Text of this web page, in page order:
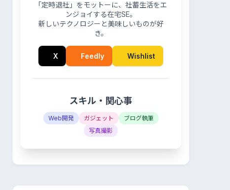
「定時退社」をモットーに、社蓄生活をエ
ンジョイする在宅SE。
新しいテクノロジーと美味しいものが好
き。
X Feedly Wishlist
スキル・関心事
Web開発 ガジェット
ブログ執筆
写真撮影